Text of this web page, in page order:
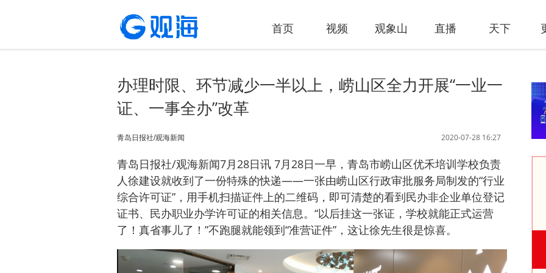
首页 视频 观象山 直播 天下
办理时限、环节减少一半以上，崂山区全力开展“一业一
证、一事全办”改革
2020-07-28 16:27
青岛日报社/观海新闻
青岛日报社/观海新闻7月28日讯 7月28日一早，青岛市崂山区优禾培训学校负责
人徐建设就收到了一份特殊的快递——一张由崂山区行政审批服务局制发的“行业
综合许可证”，用手机扫描证件上的二维码，即可清楚的看到民办非企业单位登记
证书、民办职业办学许可证的相关信息。“以后挂这一张证，学校就能正式运营
了！真省事儿了！”不跑腿就能领到“准营证件”，这让徐先生很是惊喜。